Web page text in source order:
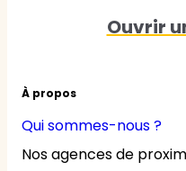
À propos
Qui sommes-nous ?
Nos agences de
Ouvrir